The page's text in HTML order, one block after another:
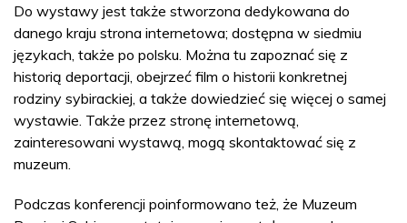
Do wystawy jest także stworzona dedykowana do
danego kraju strona internetowa; dostępna w siedmiu
językach, także po polsku. Można tu zapoznać się z
historią deportacji, obejrzeć film o historii konkretnej
rodziny sybirackiej, a także dowiedzieć się więcej o samej
wystawie. Także przez stronę internetową,
zainteresowani wystawą, mogą skontaktować się z
muzeum.
Podczas konferencji poinformowano też, że Muzeum